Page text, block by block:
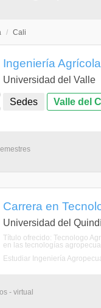
/ Cali
Ingeniería Agrícola
Universidad del Valle
Sedes Valle del
Carrera en
Universidad del
Título ofrecido: Tecnologo
en las tecnologías
Estudiar Ingeniería
- virtual